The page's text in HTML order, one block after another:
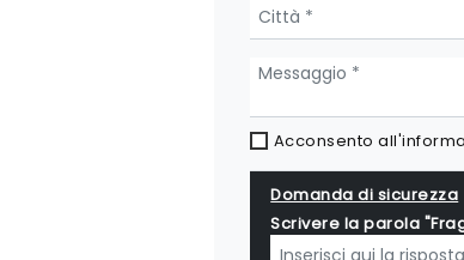
Acconsento
Domanda di sicurezza
Scrivere la parola